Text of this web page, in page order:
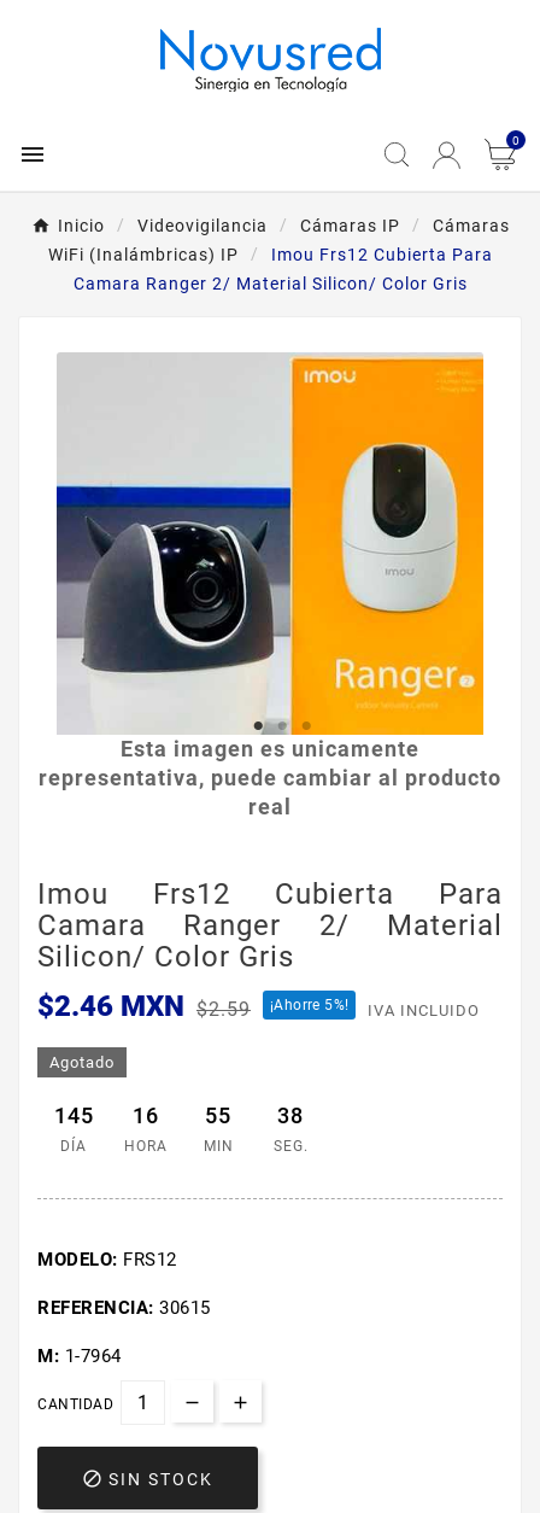
 0
Inicio Videovigilancia Cámaras IP
Cámaras
WiFi (Inalámbricas) IP
Imou Frs12 Cubierta Para
Camara Ranger 2/ Material Silicon/ Color Gris
Esta imagen es unicamente
representativa, puede cambiar al producto
real
Imou Frs12 Cubierta Para
Camara Ranger 2/ Material
Silicon/ Color Gris
$2.46 MXN $2.59 ¡Ahorre 5%! IVA INCLUIDO
Agotado
145
DÍA
16
HORA
55
MIN
37
SEG.
MODELO: FRS12
REFERENCIA: 30615
M: 1-7964
CANTIDAD
 SIN STOCK